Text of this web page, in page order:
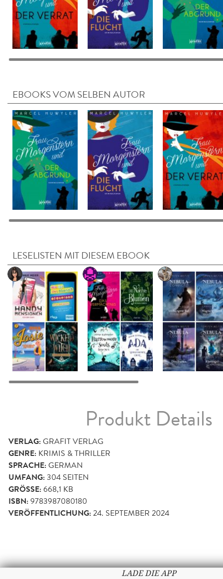
EBOOKS VOM SELBEN AUTOR
LESELISTEN MIT DIESEM EBOOK
Produkt Details
VERLAG:GRAFIT VERLAG
GENRE: KRIMIS & THRILLER
SPRACHE:GERMAN
UMFANG:304 SEITEN
GRÖSSE: 668,1 KB
ISBN:9783987080180
VERÖFFENTLICHUNG:24. SEPTEMBER 2024
LADE DIE APP